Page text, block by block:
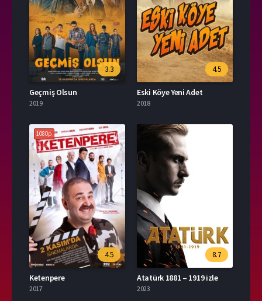
3.3
Geçmiş Olsun
2019
4.5
Eski Köye Yeni Adet
2018
1080p
4.5
Ketenpere
2017
8.7
Atatürk 1881 – 1919 izle
2023